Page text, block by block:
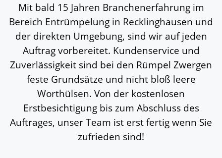
Mit bald 15 Jahren Branchenerfahrung im
Bereich Entrümpelung in Recklinghausen und
der direkten Umgebung, sind wir auf jeden
Auftrag vorbereitet. Kundenservice und
Zuverlässigkeit sind bei den Rümpel Zwergen
feste Grundsätze und nicht bloß leere
Worthülsen. Von der kostenlosen
Erstbesichtigung bis zum Abschluss des
Auftrages, unser Team ist erst fertig wenn Sie
zufrieden sind!